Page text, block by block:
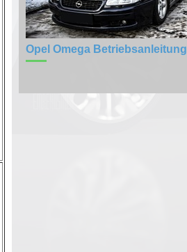
Opel Omega Betriebsanleitung